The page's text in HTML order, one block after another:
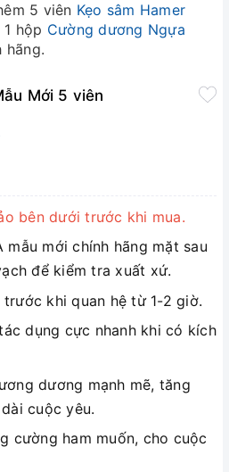
5 viên Kẹo sâm Hamer
hộp Cường dương Ngựa
hãng.
Mới 5 viên
bên dưới trước khi mua.
mẫu mới chính hãng mặt sau
để kiểm tra xuất xứ.
trước khi quan hệ từ 1-2 giờ.
dụng cực nhanh khi có kích
dương mạnh mẽ, tăng
cuộc yêu.
cường ham muốn, cho cuộc